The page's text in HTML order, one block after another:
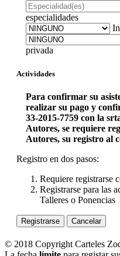
especialidades
privada
Actividades
Para confirmar su
realizar su pago y
33-2015-7759 con la
Autores, se requiere
Autores, su registro al
Registro en dos pasos:
Requiere registrarse
Registrarse para las
Talleres o Ponencias
Registrarse Cancelar
© 2018 Copyright Carteles